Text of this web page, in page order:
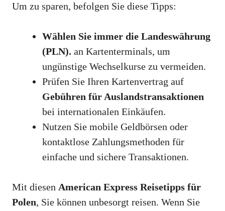
Um zu sparen, befolgen Sie diese Tipps:
Wählen Sie immer die Landeswährung
(PLN). an Kartenterminals, um
ungünstige Wechselkurse zu vermeiden.
Prüfen Sie Ihren Kartenvertrag auf
Gebühren für Auslandstransaktionen
bei internationalen Einkäufen.
Nutzen Sie mobile Geldbörsen oder
kontaktlose Zahlungsmethoden für
einfache und sichere Transaktionen.
Mit diesen American Express Reisetipps für
Polen, Sie können unbesorgt reisen. Wenn Sie